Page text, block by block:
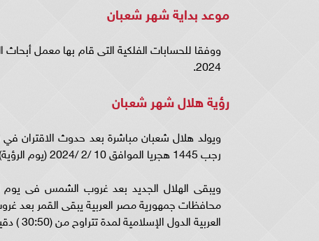
موعد بداية شهر شعبان
2024.
رؤية هلال شهر شعبان
رجب 1445 هجريا الموافق 10 /2 /2024 (يوم الرؤية).
العربية الدول الإسلامية لمدة تتراوح من (30:50 ) دقيقة.